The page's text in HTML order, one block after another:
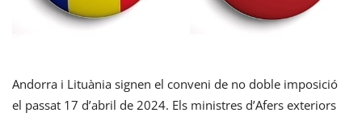
Andorra i Lituània signen el conveni de no doble imposició
el passat 17 d’abril de 2024. Els ministres d’Afers exteriors